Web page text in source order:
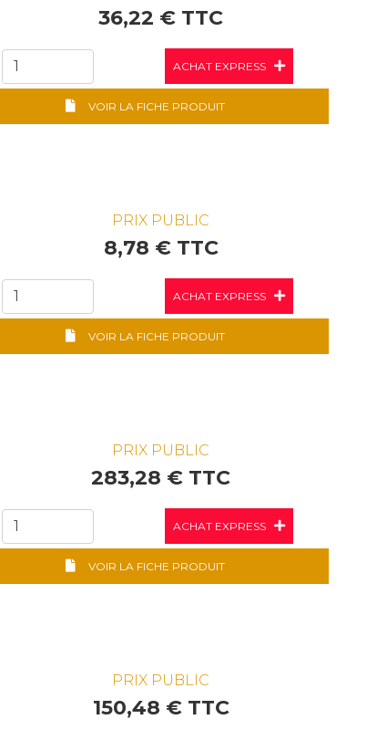
36,22 € TTC
ACHAT EXPRESS
VOIR LA FICHE PRODUIT
PRIX PUBLIC
8,78 € TTC
ACHAT EXPRESS
VOIR LA FICHE PRODUIT
PRIX PUBLIC
283,28 € TTC
ACHAT EXPRESS
VOIR LA FICHE PRODUIT
PRIX PUBLIC
150,48 € TTC